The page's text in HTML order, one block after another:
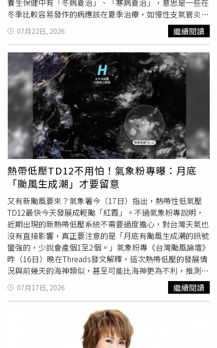
養生保健中有「冬病夏治」、「寒病夏治」，意思是一些在
冬季比較容易發作的病應該在夏季治療，如慢性支氣管炎、
肺氣腫、支氣管哮喘、腹瀉、風濕痺症等陽虛症，暑期是最
佳的治療時機。所謂「小暑大暑，曬死老鼠。」高溫來襲，
人體排汗多、消耗大，易動肝火，感到心煩意亂、睏倦乏
力、食慾不振、急躁焦慮等，這個時候就不得不注意「大
暑」的一些禁忌和養生了。俗話說：「心靜自然涼」，心態
宜清靜，越是天熱越要「心靜」，以避免不良刺激。2026
年「大暑」這半個月，健康要注意的生肖是屬豬、牛、兔、
羊，容易過度勞累而引起神經緊張，失眠多夢的毛病，但只
要多些時間放鬆休息，終究問題不大。腸胃方面容易出問
題，對於生冷油炸類食物少吃爲宜，生活作息要有規律。以
下提供食、衣、住、行、育、樂的「大暑」開運養生及禁
忌：一、食的開運大法：1.飲食宜「以清為補」：「大暑」
養生飲食宜「以清為補」，宜補氣清暑，宜健脾養胃，宜藥
粥進補。清補食物有綠豆、百合、黃瓜、豆芽、鴨肉等；補
氣清暑食物有冬菇、紫菜、西瓜、番茄等，亦可選用西洋
參、太子參、黃芪；健脾養胃食物有赤小豆、薏米、南瓜
等；藥粥有綠豆粥、扁豆粥、蓮子粥、薏米粥等。2.宜吃三
種苦味食物：苦瓜，可清熱解暑，苦菜，可防治貧血，苦蕎
麥，可清腸排毒等。苦味食物不僅清熱，還能解熱祛暑、消
除疲勞。所以，大暑時節，適當吃苦味食物，可健脾開胃、
增進食慾，遠離濕熱邪氣，還可預防中暑。此外，苦味食物
還可使人產生醒腦、輕鬆的感覺，有利於人們在炎熱的夏天
恢復精力和體力，減輕或消除全身乏力、精神萎靡等不適。
3.宜吃三種瓜類：西瓜，可生津止渴，甜瓜，可清熱利尿，
哈密瓜，可緩解焦慮。夏天，酷熱的天氣使人體過度出汗，
消耗了大量體液，並消耗了各種營養物質，因此很容易感覺
到身體乏力和口渴。吃瓜要適量，不可過量，如果大量吃進
生冷瓜果、寒性食物，會損傷脾胃陽氣，使脾胃運動無力，
07月22日, 2026 繼續閱讀
熱帶低壓TD12不用怕！氣象粉專曝：月底
「颱風生成潮」才要留意
又有新颱風要來？氣象署今（17日）指出，熱帶性低氣壓
TD12最快今天發展成輕颱「紅霞」。不過氣象粉專說明，
近期出現的新熱帶低壓系統不需要過度擔心，對台灣天氣也
沒有直接影響，真正要注意的是「月底有颱風生成潮的訊號
蠻強的，少說會產個1至2個。」氣象粉專《台灣颱風論壇》
昨（16日）晚在Threads發文解釋，這次熱帶低壓的發展情
況與前幾天的海神類似，甚至可能比海神更為不利，推測該
系統可能在達到颱風強度之前就逐漸消散，「可能連颱風資
格都沒能拿到就去了，再加上距離遙遠，當然是和台灣天氣
0關係了。」不過粉專還是提醒，雖然這一個熱帶低壓不成
氣候，「但月底有颱風生成潮的訊號蠻強的，少說會產個1
至2個。這並不是說颱風一定會來台灣，只是那個時段如果
有排活動，可以先把這件事考慮進去，風險控管啦。」（圖
07月17日, 2026 繼續閱讀